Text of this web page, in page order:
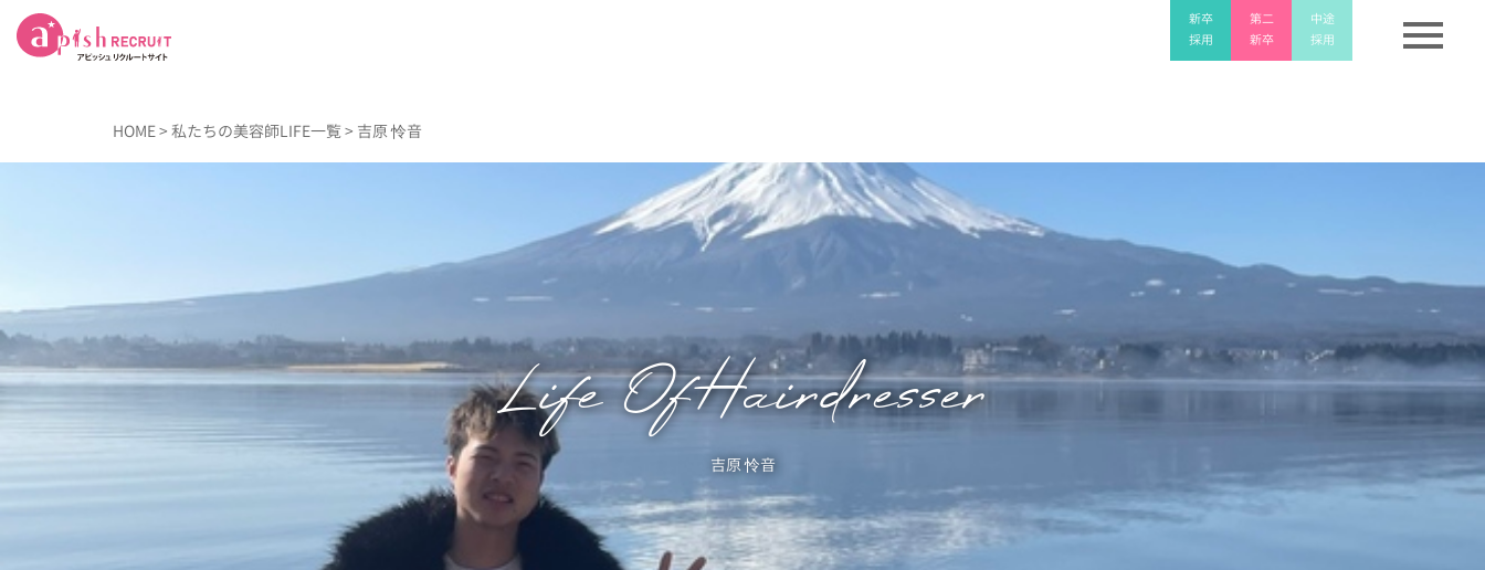
menu
新卒
採用
第二
新卒
中途
採用
新卒
採用
第二
新卒
中途
採用
HOME> 私たちの美容師LIFE一覧> 吉原 怜音
Life Of Hairdresser
吉原 怜音